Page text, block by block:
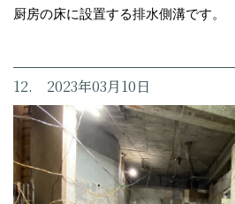
厨房の床に設置する排水側溝です。
12. 2023年03月10日